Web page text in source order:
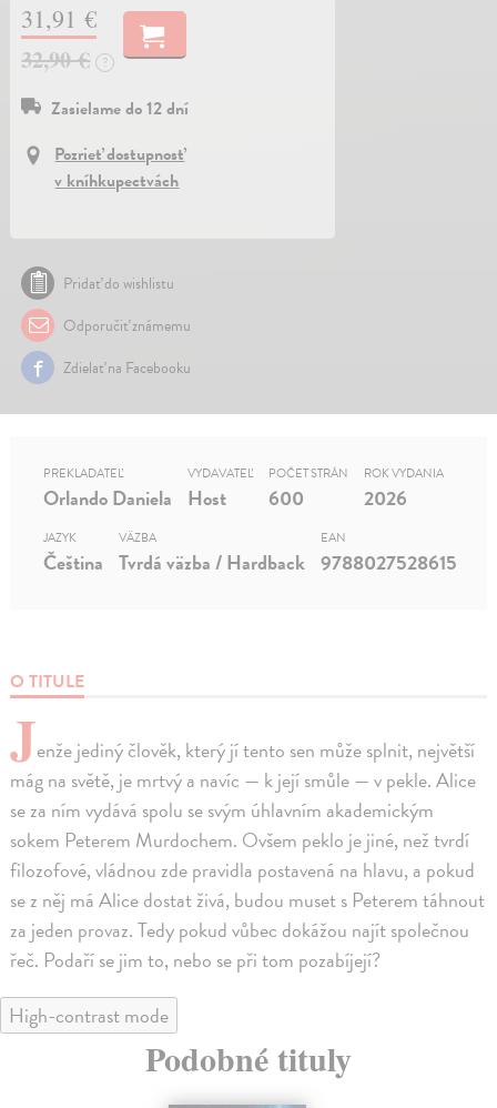
31,91 €
32,90 €
?
Zasielame do 12 dní
Pozrieť dostupnosť
v kníhkupectvách
Pridať do wishlistu
Odporučiť známemu
Zdielať na Facebooku
O TITULE
Jenže jediný člověk, který jí tento sen může splnit, největší
mág na světě, je mrtvý a navíc — k její smůle — v pekle. Alice
se za ním vydává spolu se svým úhlavním akademickým
sokem Peterem Murdochem. Ovšem peklo je jiné, než tvrdí
filozofové, vládnou zde pravidla postavená na hlavu, a pokud
se z něj má Alice dostat živá, budou muset s Peterem táhnout
za jeden provaz. Tedy pokud vůbec dokážou najít společnou
řeč. Podaří se jim to, nebo se při tom pozabíjejí?
PREKLADATEĽ
Orlando Daniela
VYDAVATEĽ
Host
POČET STRÁN
600
ROK VYDANIA
2026
JAZYK
Čeština
VÄZBA
Tvrdá väzba / Hardback
EAN
9788027528615
High-contrast mode
Podobné tituly